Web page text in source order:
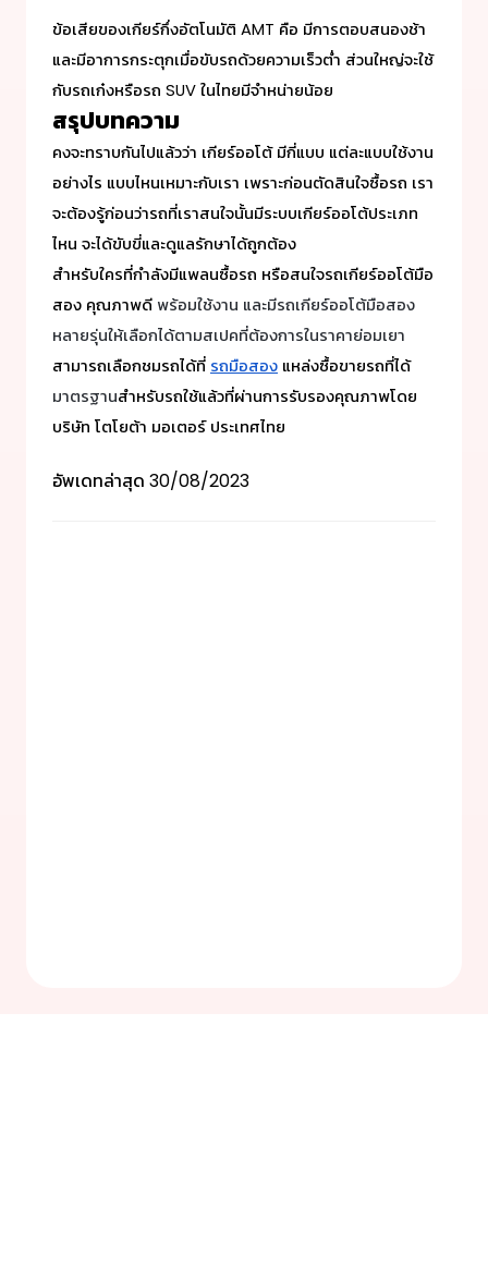
ข้อเสียของเกียร์กึ่งอัตโนมัติ AMT คือ มีการตอบสนองช้า
และมีอาการกระตุกเมื่อขับรถด้วยความเร็วต่ำ ส่วนใหญ่จะใช้
กับรถเก๋งหรือรถ SUV ในไทยมีจำหน่ายน้อย
สรุปบทความ
คงจะทราบกันไปแล้วว่า เกียร์ออโต้ มีกี่แบบ แต่ละแบบใช้งาน
อย่างไร แบบไหนเหมาะกับเรา เพราะก่อนตัดสินใจซื้อรถ เรา
จะต้องรู้ก่อนว่ารถที่เราสนใจนั้นมีระบบเกียร์ออโต้ประเภท
ไหน จะได้ขับขี่และดูแลรักษาได้ถูกต้อง
สำหรับใครที่กำลังมีแพลนซื้อรถ หรือสนใจรถเกียร์ออโต้มือ
สอง คุณภาพดี พร้อมใช้งาน และมีรถเกียร์ออโต้มือสอง
หลายรุ่นให้เลือกได้ตามสเปคที่ต้องการในราคาย่อมเยา
สามารถเลือกชมรถได้ที่ รถมือสอง แหล่งซื้อขายรถที่ได้
มาตรฐานสำหรับรถใช้แล้วที่ผ่านการรับรองคุณภาพโดย
บริษัท โตโยต้า มอเตอร์ ประเทศไทย
อัพเดทล่าสุด 30/08/2023